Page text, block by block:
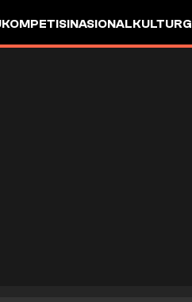
KOMPETISINASIONALKULTUR